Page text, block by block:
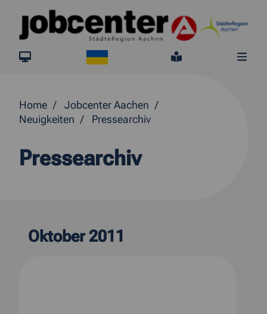
Springe direkt zum Inhalt
jobcenter.digital
Leichte
Home
Jobcenter Aachen
Neuigkeiten
Pressearchiv
Pressearchiv
Oktober 2011